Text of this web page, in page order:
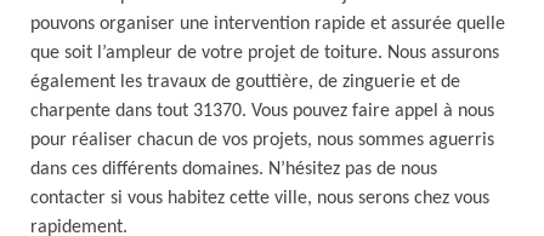
pouvons organiser une intervention rapide et assurée quelle
que soit l’ampleur de votre projet de toiture. Nous assurons
également les travaux de gouttière, de zinguerie et de
charpente dans tout 31370. Vous pouvez faire appel à nous
pour réaliser chacun de vos projets, nous sommes aguerris
dans ces différents domaines. N’hésitez pas de nous
contacter si vous habitez cette ville, nous serons chez vous
rapidement.